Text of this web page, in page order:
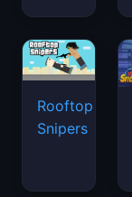
Rooftop
Snipers